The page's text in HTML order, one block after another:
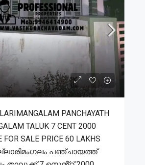
PANCHAYATH
TALUK 7 CENT 2000
FOR SALE PRICE 60 LAKHS
പഞ്ചായത്ത്